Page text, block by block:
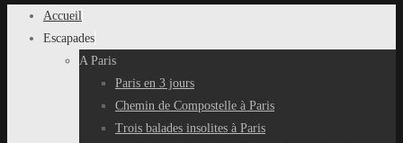
Passer
Accueil
Escapades
A Paris
Paris en 3 jours
Chemin de Compostelle à Paris
Trois balades insolites à Paris